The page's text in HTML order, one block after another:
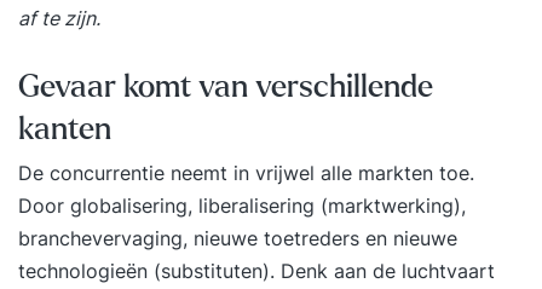
af te zijn.
Gevaar komt van verschillende
kanten
De concurrentie neemt in vrijwel alle markten toe.
Door globalisering, liberalisering (marktwerking),
branchevervaging, nieuwe toetreders en nieuwe
technologieën (substituten). Denk aan de luchtvaart